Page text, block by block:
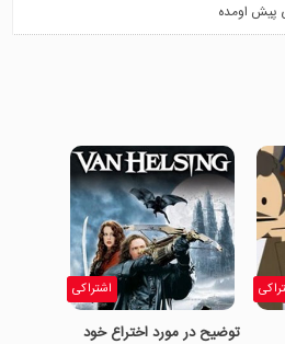
اشتراکی
توضیح در مورد اختراع خود